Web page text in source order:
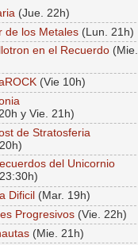
(Jue. 22h)
de los Metales (Lun. 21h)
en el Recuerdo (Mie.
(Vie 10h)
y Vie. 21h)
de Stratosferia
del Unicornio
Dificil (Mar. 19h)
Progresivos (Vie. 22h)
(Mie. 21h)